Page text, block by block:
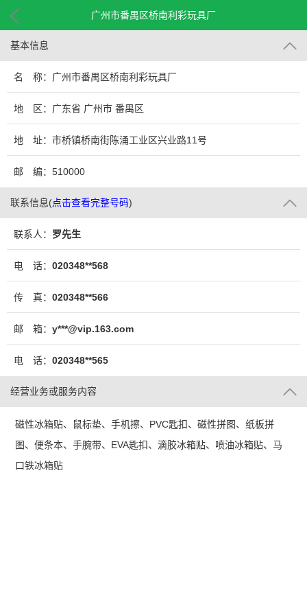
广州市番禺区桥南利彩玩具厂
基本信息
名 称：广州市番禺区桥南利彩玩具厂
地 区：广东省 广州市 番禺区
地 址：市桥镇桥南街陈涌工业区兴业路11号
邮 编：510000
联系信息(点击查看完整号码)
联系人： 罗先生
电 话： 020348**568
传 真： 020348**566
邮 箱： y***@vip.163.com
电 话： 020348**565
经营业务或服务内容
磁性冰箱贴、鼠标垫、手机擦、PVC匙扣、磁性拼图、纸板拼
图、便条本、手腕带、EVA匙扣、滴胶冰箱贴、喷油冰箱贴、马
口铁冰箱贴